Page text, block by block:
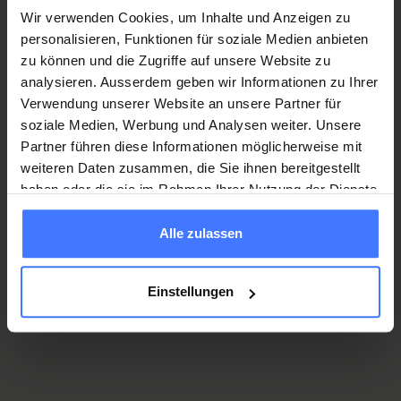
Wir verwenden Cookies, um Inhalte und Anzeigen zu
personalisieren, Funktionen für soziale Medien anbieten
zu können und die Zugriffe auf unsere Website zu
analysieren. Ausserdem geben wir Informationen zu Ihrer
Verwendung unserer Website an unsere Partner für
soziale Medien, Werbung und Analysen weiter. Unsere
Partner führen diese Informationen möglicherweise mit
weiteren Daten zusammen, die Sie ihnen bereitgestellt
haben oder die sie im Rahmen Ihrer Nutzung der Dienste
gesammelt haben.
Alle zulassen
Einstellungen
# 5 Mai
20 wichtige Webseiten für Fachpersonen der Prä-
# 4 April
Kursorganisation